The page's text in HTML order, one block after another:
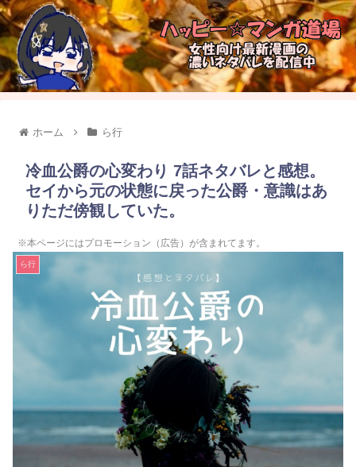
ホーム ら行
冷血公爵の心変わり 7話ネタバレと感想。
セイから元の状態に戻った公爵・意識はあ
りただ傍観していた。
※本ページにはプロモーション（広告）が含まれてます。
ら行